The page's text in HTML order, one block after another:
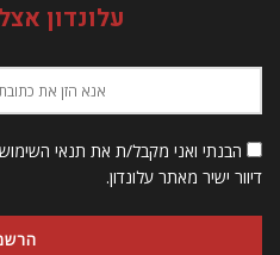
עלונדון
הבנתי ואני מקבל/ת את תנאי
דיוור ישיר מאתר עלונדון.